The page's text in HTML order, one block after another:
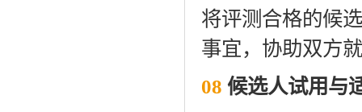
将评测合格的候
事宜，协助双方
08 候选人试用与